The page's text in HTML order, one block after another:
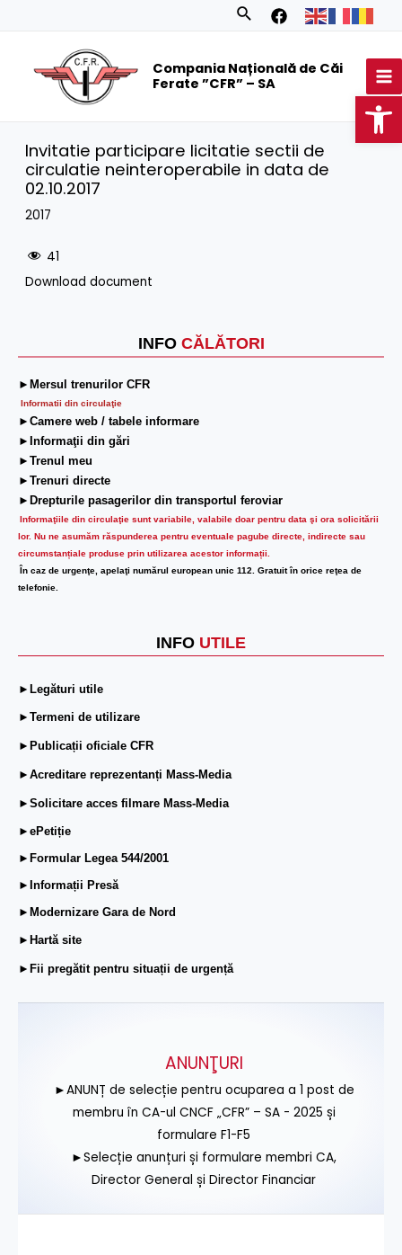
Search
Compania Națională de Căi
Ferate ”CFR” – SA
INFO CĂLĂTORI
►Mersul trenurilor CFR
Informatii din circulaţie
►Camere web / tabele informare
►Informaţii din gări
►Trenul meu
►Trenuri directe
►Drepturile pasagerilor din transportul feroviar
Informaţiile din circulaţie sunt variabile, valabile doar pentru data şi ora solicitării
lor. Nu ne asumăm răspunderea pentru eventuale pagube directe, indirecte sau
circumstanțiale produse prin utilizarea acestor informații.
În caz de urgenţe, apelaţi numărul european unic 112. Gratuit în orice reţea de
telefonie.
INFO UTILE
►Legături utile
►Termeni de utilizare
►Publicații oficiale CFR
►Acreditare reprezentanți Mass-Media
►Solicitare acces filmare Mass-Media
►ePetiție
►Formular Legea 544/2001
►Informații Presă
►Modernizare Gara de Nord
►Hartă site
►Fii pregătit pentru situații de urgență
Invitatie participare licitatie sectii de
circulatie neinteroperabile in data de
02.10.2017
2017
41
Download document
ANUNŢURI
►ANUNȚ de selecție pentru ocuparea a 1 post de
membru în CA-ul CNCF „CFR” – SA - 2025 și
formulare F1-F5
►Selecție anunțuri și formulare membri CA,
Director General și Director Financiar